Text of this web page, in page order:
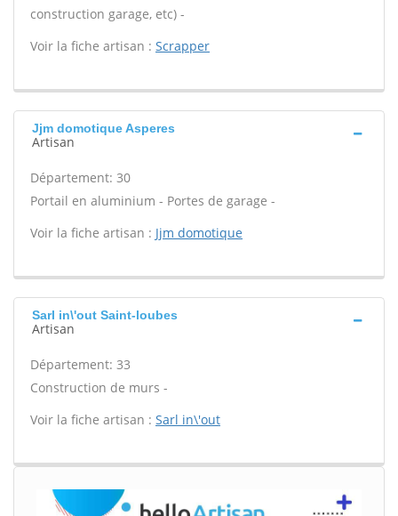
construction garage, etc) -
Voir la fiche artisan : Scrapper
Jjm domotique Asperes
Artisan
Département: 30
Portail en aluminium - Portes de garage -
Voir la fiche artisan : Jjm domotique
Sarl in\'out Saint-loubes
Artisan
Département: 33
Construction de murs -
Voir la fiche artisan : Sarl in\'out